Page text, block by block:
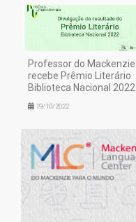
Professor do Mackenzie
recebe Prêmio Literário
Biblioteca Nacional 2022
19/10/2022